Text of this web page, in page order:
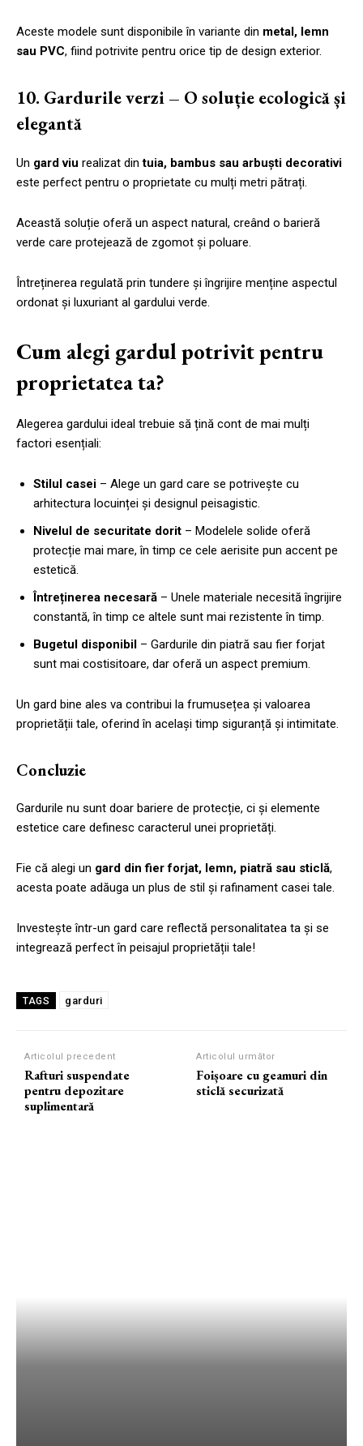
Aceste modele sunt disponibile în variante din metal, lemn
sau PVC, fiind potrivite pentru orice tip de design exterior.
10. Gardurile verzi – O soluție ecologică și
elegantă
Un gard viu realizat dintuia, bambus sau arbuști decorativi
este perfect pentru o proprietate cu mulți metri pătrați.
Această soluție oferă un aspect natural, creând o barieră
verde care protejează de zgomot și poluare.
Întreținerea regulată prin tundere și îngrijire menține aspectul
ordonat și luxuriant al gardului verde.
Cum alegi gardul potrivit pentru
proprietatea ta?
Alegerea gardului ideal trebuie să țină cont de mai mulți
factori esențiali:
Stilul casei – Alege un gard care se potrivește cu
arhitectura locuinței și designul peisagistic.
Nivelul de securitate dorit – Modelele solide oferă
protecție mai mare, în timp ce cele aerisite pun accent pe
estetică.
Întreținerea necesară – Unele materiale necesită îngrijire
constantă, în timp ce altele sunt mai rezistente în timp.
Bugetul disponibil – Gardurile din piatră sau fier forjat
sunt mai costisitoare, dar oferă un aspect premium.
Un gard bine ales va contribui la frumusețea și valoarea
proprietății tale, oferind în același timp siguranță și intimitate.
Concluzie
Gardurile nu sunt doar bariere de protecție, ci și elemente
estetice care definesc caracterul unei proprietăți.
Fie că alegi un gard din fier forjat, lemn, piatră sau sticlă,
acesta poate adăuga un plus de stil și rafinament casei tale.
Investește într-un gard care reflectă personalitatea ta și se
integrează perfect în peisajul proprietății tale!
TAGS garduri
Articolul precedent
Rafturi suspendate
pentru depozitare
suplimentară
Articolul următor
Foișoare cu geamuri din
sticlă securizată